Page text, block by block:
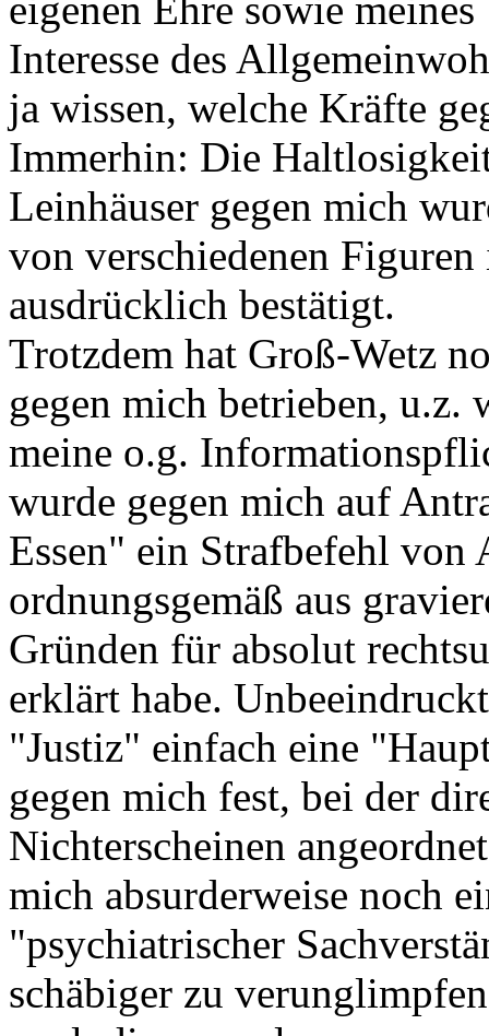
Interesse des
ja wissen, welche Kräfte
Immerhin: Die
Leinhäuser gegen mich
von verschiedenen
ausdrücklich bestätigt.
Trotzdem hat Groß-Wetz
gegen mich betrieben,
meine o.g.
wurde gegen mich auf
Essen" ein Strafbefehl von
ordnungsgemäß aus
Gründen für absolut
erklärt habe.
"Justiz" einfach eine
gegen mich fest, bei der
Nichterscheinen
mich absurderweise noch
"psychiatrischer
schäbiger zu